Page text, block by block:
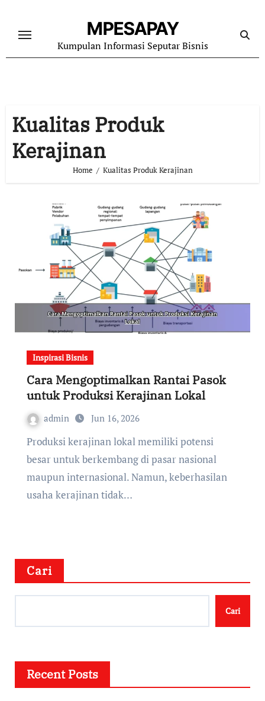
content
MPESAPAY
Kumpulan Informasi Seputar Bisnis
Kualitas Produk
Kerajinan
Home Kualitas Produk Kerajinan
Inspirasi Bisnis
Cara Mengoptimalkan Rantai Pasok
untuk Produksi Kerajinan Lokal
admin Jun 16, 2026
Produksi kerajinan lokal memiliki potensi
besar untuk berkembang di pasar nasional
maupun internasional. Namun, keberhasilan
usaha kerajinan tidak…
Cari
Cari
Recent Posts